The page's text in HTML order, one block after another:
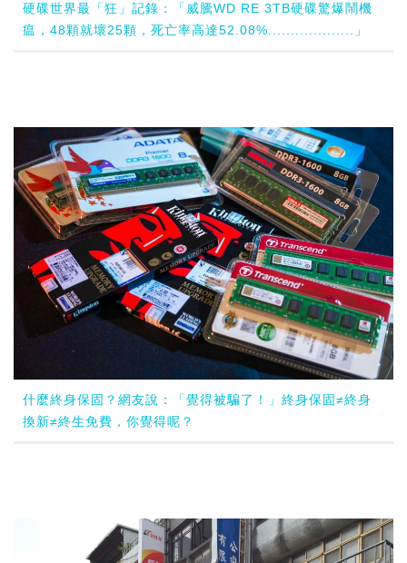
硬碟世界最「狂」記錄：「威騰WD RE 3TB硬碟驚爆鬧機
瘟，48顆就壞25顆，死亡率高達52.08%...................」
什麼終身保固？網友說：「覺得被騙了！」終身保固≠終身
換新≠終生免費，你覺得呢？